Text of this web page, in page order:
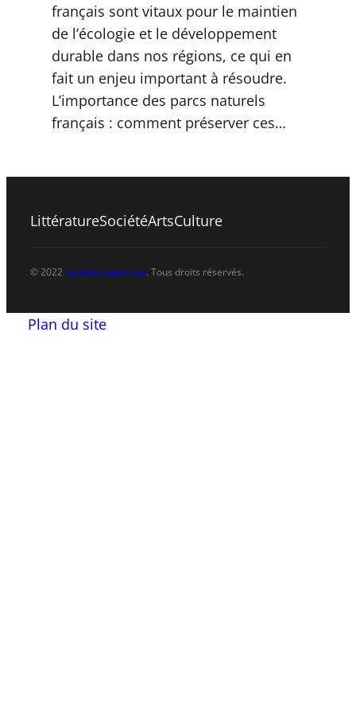
français sont vitaux pour le maintien
de l’écologie et le développement
durable dans nos régions, ce qui en
fait un enjeu important à résoudre.
L’importance des parcs naturels
français : comment préserver ces…
LittératureSociétéArtsCulture
© 2022editionsvalensin.fr. Tous droits réservés.
Plan du site